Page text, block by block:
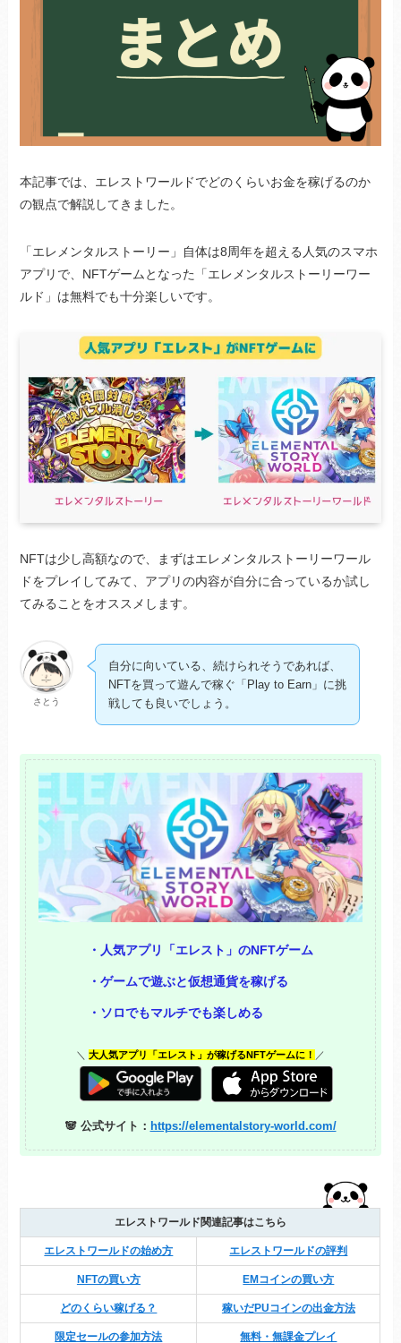
本記事では、エレストワールドでどのくらいお金を稼げるのか
の観点で解説してきました。
「エレメンタルストーリー」自体は8周年を超える人気のスマホ
アプリで、NFTゲームとなった「エレメンタルストーリーワー
ルド」は無料でも十分楽しいです。
NFTは少し高額なので、まずはエレメンタルストーリーワール
ドをプレイしてみて、アプリの内容が自分に合っているか試し
てみることをオススメします。
さとう
自分に向いている、続けられそうであれば、
NFTを買って遊んで稼ぐ「Play to Earn」に挑
戦しても良いでしょう。
・人気アプリ「エレスト」のNFTゲーム
・ゲームで遊ぶと仮想通貨を稼げる
・ソロでもマルチでも楽しめる
＼ 大人気アプリ「エレスト」が稼げるNFTゲームに！ ／
🐼 公式サイト： https://elementalstory-world.com/
エレストワールド関連記事はこちら
エレストワールドの始め方 エレストワールドの評判
NFTの買い方 EMコインの買い方
どのくらい稼げる？ 稼いだPUコインの出金方法
限定セールの参加方法 無料・無課金プレイ